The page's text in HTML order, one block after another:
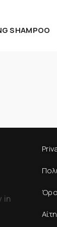
SHAMPOO
in